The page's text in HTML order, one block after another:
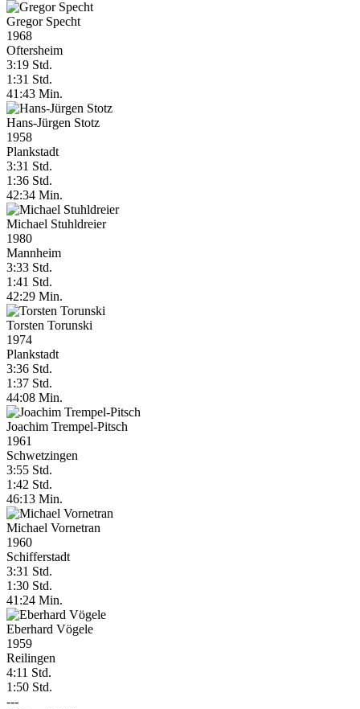
Gregor Specht
1968
Oftersheim
3:19 Std.
1:31 Std.
41:43 Min.
Hans-Jürgen Stotz
1958
Plankstadt
3:31 Std.
1:36 Std.
42:34 Min.
Michael Stuhldreier
1980
Mannheim
3:33 Std.
1:41 Std.
42:29 Min.
Torsten Torunski
1974
Plankstadt
3:36 Std.
1:37 Std.
44:08 Min.
Joachim Trempel-Pitsch
1961
Schwetzingen
3:55 Std.
1:42 Std.
46:13 Min.
Michael Vornetran
1960
Schifferstadt
3:31 Std.
1:30 Std.
41:24 Min.
Eberhard Vögele
1959
Reilingen
4:11 Std.
1:50 Std.
---